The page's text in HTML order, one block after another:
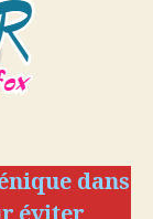
dans
éviter